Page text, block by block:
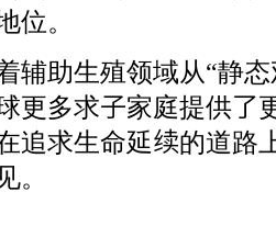
位。
辅助生殖领域从“静
更多求子家庭提供了
追求生命延续的道路
。